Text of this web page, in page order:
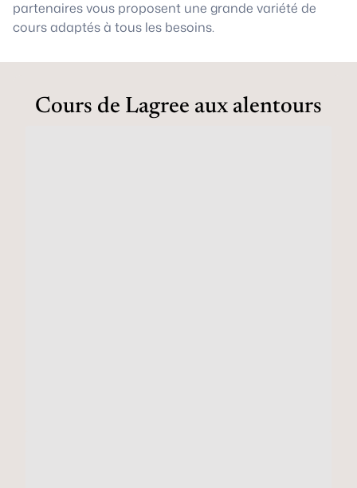
partenaires vous proposent une grande variété de
cours adaptés à tous les besoins.
Cours de Lagree aux alentours